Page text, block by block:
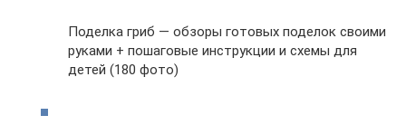
Поделка гриб — обзоры готовых поделок своими
руками + пошаговые инструкции и схемы для
детей (180 фото)